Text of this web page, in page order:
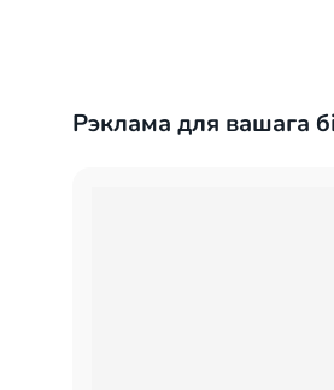
Рэклама для вашага